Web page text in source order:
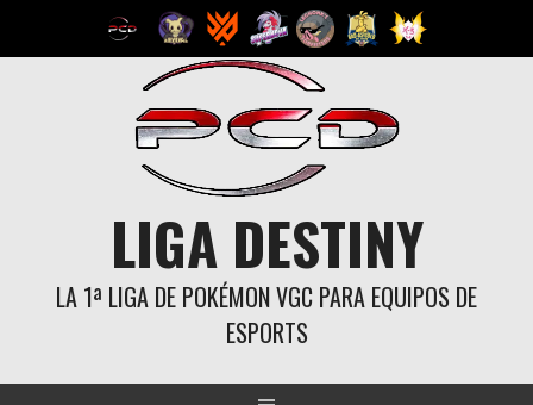
LIGA DESTINY
LA 1ª LIGA DE POKÉMON VGC PARA EQUIPOS DE
ESPORTS